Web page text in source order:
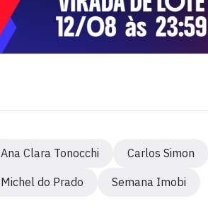
Ana Clara Tonocchi Carlos Simon
Michel do Prado Semana Imobi